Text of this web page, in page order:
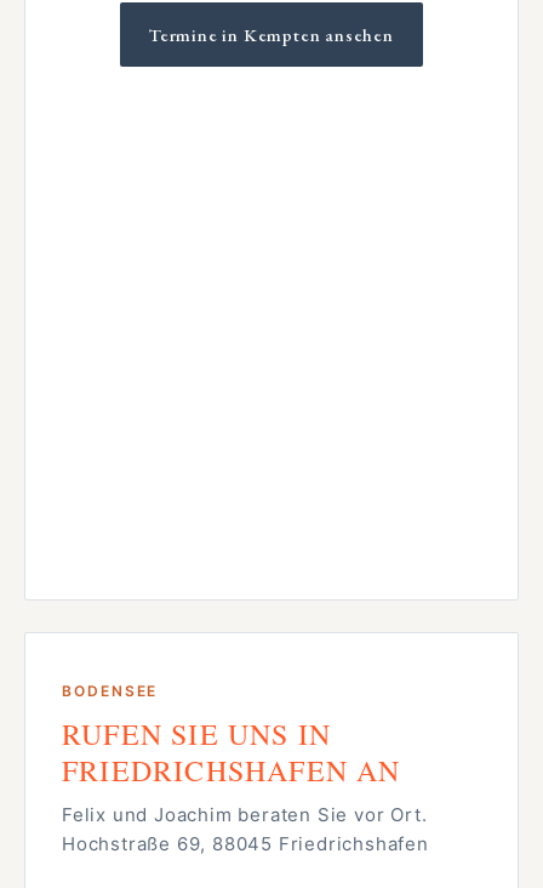
Termine in Kempten ansehen
BODENSEE
RUFEN SIE UNS IN
FRIEDRICHSHAFEN AN
Felix und Joachim beraten Sie vor Ort.
Hochstraße 69, 88045 Friedrichshafen